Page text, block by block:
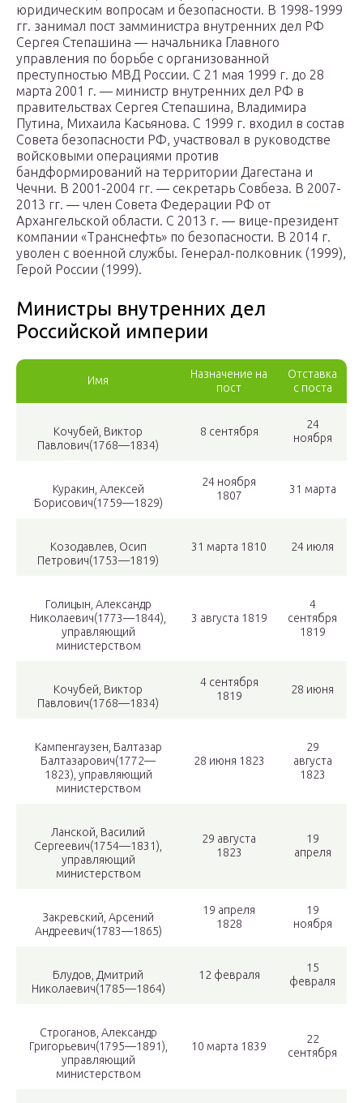
юридическим вопросам и безопасности. В 1998-1999
гг. занимал пост замминистра внутренних дел РФ
Сергея Степашина — начальника Главного
управления по борьбе с организованной
преступностью МВД России. С 21 мая 1999 г. до 28
марта 2001 г. — министр внутренних дел РФ в
правительствах Сергея Степашина, Владимира
Путина, Михаила Касьянова. С 1999 г. входил в состав
Совета безопасности РФ, участвовал в руководстве
войсковыми операциями против
бандформирований на территории Дагестана и
Чечни. В 2001-2004 гг. — секретарь Совбеза. В 2007-
2013 гг. — член Совета Федерации РФ от
Архангельской области. С 2013 г. — вице-президент
компании «Транснефть» по безопасности. В 2014 г.
уволен с военной службы. Генерал-полковник (1999),
Герой России (1999).
Министры внутренних дел
Российской империи
Имя
Назначение на
пост
Отставка
с поста
Кочубей, Виктор
Павлович(1768—1834)
8 сентября
24
ноября
Куракин, Алексей
Борисович(1759—1829)
24 ноября
1807
31 марта
Козодавлев, Осип
Петрович(1753—1819)
31 марта 1810 24 июля
Голицын, Александр
Николаевич(1773—1844),
управляющий
министерством
3 августа 1819
4
сентября
1819
Кочубей, Виктор
Павлович(1768—1834)
4 сентября
1819
28 июня
Кампенгаузен, Балтазар
Балтазарович(1772—
1823), управляющий
министерством
28 июня 1823
29
августа
1823
Ланской, Василий
Сергеевич(1754—1831),
управляющий
министерством
29 августа
1823
19
апреля
Закревский, Арсений
Андреевич(1783—1865)
19 апреля
1828
19
ноября
Блудов, Дмитрий
Николаевич(1785—1864)
12 февраля
15
февраля
Строганов, Александр
Григорьевич(1795—1891),
управляющий
министерством
10 марта 1839
22
сентября